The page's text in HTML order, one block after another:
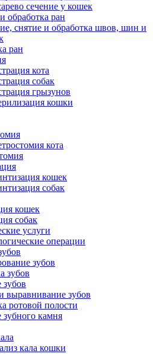
сечение у кошек
обработка ран
снятие и обработка швов, шин и
ран
кота
собак
грызунов
кошки
кота
кошек
собак
кошек
собак
услуги
операции
зубов
зубов
зубов
выравнивание зубов
ротовой полости
зубного камня
кала кошки